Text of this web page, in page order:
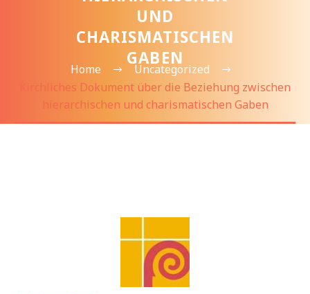
UND
CHARISMATISCHEN
GABEN
Home
Uncategorized
Kirchliches Dokument über die Beziehung zwischen
hierarchischen und charismatischen Gaben